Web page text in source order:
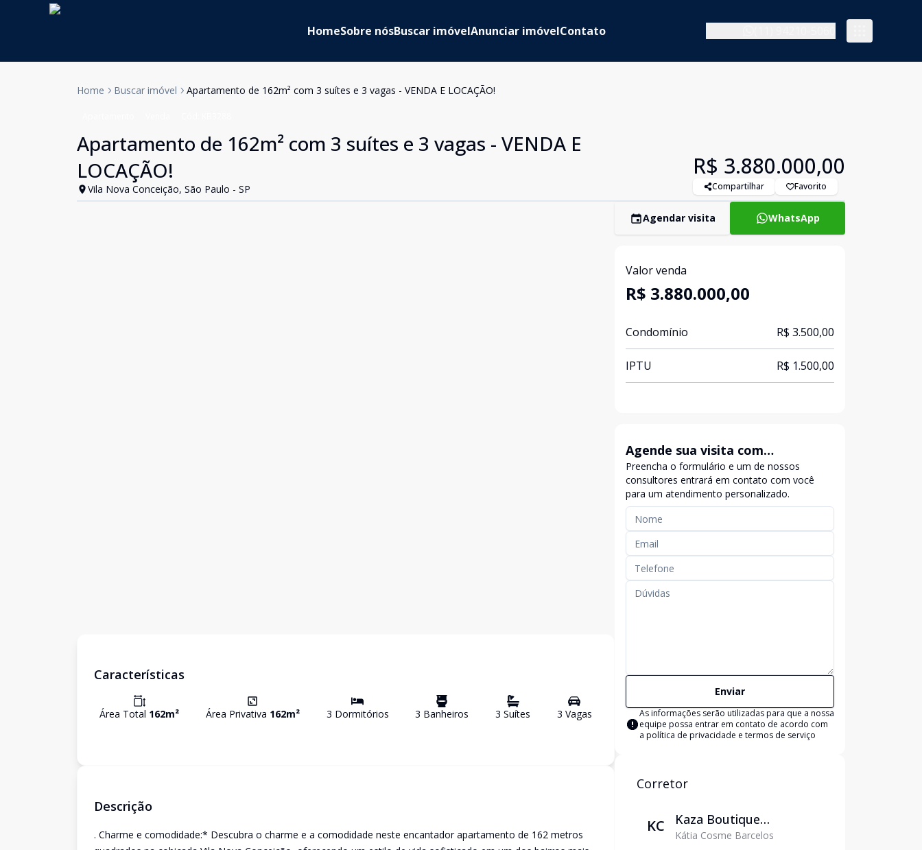
HomeSobre nósBuscar imóvelAnunciar imóvelContato
Home Buscar imóvel Apartamento de 162m² com 3 suítes e 3 vagas - VENDA E LOCAÇÃO!
Apartamento de 162m² com 3 suítes e 3 vagas - VENDA E
LOCAÇÃO!
Vila Nova Conceição, São Paulo - SP
R$ 3.880.000,00
Compartilhar Favorito
Características
Área Total 162m² Área Privativa 162m² 3 Dormitórios 3 Banheiros 3 Suítes 3 Vagas
Descrição
. Charme e comodidade:* Descubra o charme e a comodidade neste encantador apartamento de 162 metros
Agendar visita WhatsApp
Valor venda
R$ 3.880.000,00
Condomínio R$ 3.500,00
IPTU R$ 1.500,00
Agende sua visita com
exclusividade
Preencha o formulário e um de nossos
consultores entrará em contato com você
para um atendimento personalizado.
Enviar
As informações serão utilizadas para que a nossa
equipe possa entrar em contato de acordo com
a política de privacidade e termos de serviço
Corretor
KC
Kaza Boutique
Imobiliária
Kátia Cosme Barcelos